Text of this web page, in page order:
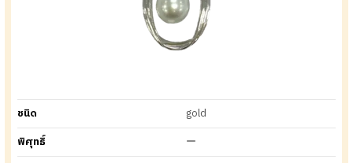
ชนิด
gold
พิศุทธิ์
ー